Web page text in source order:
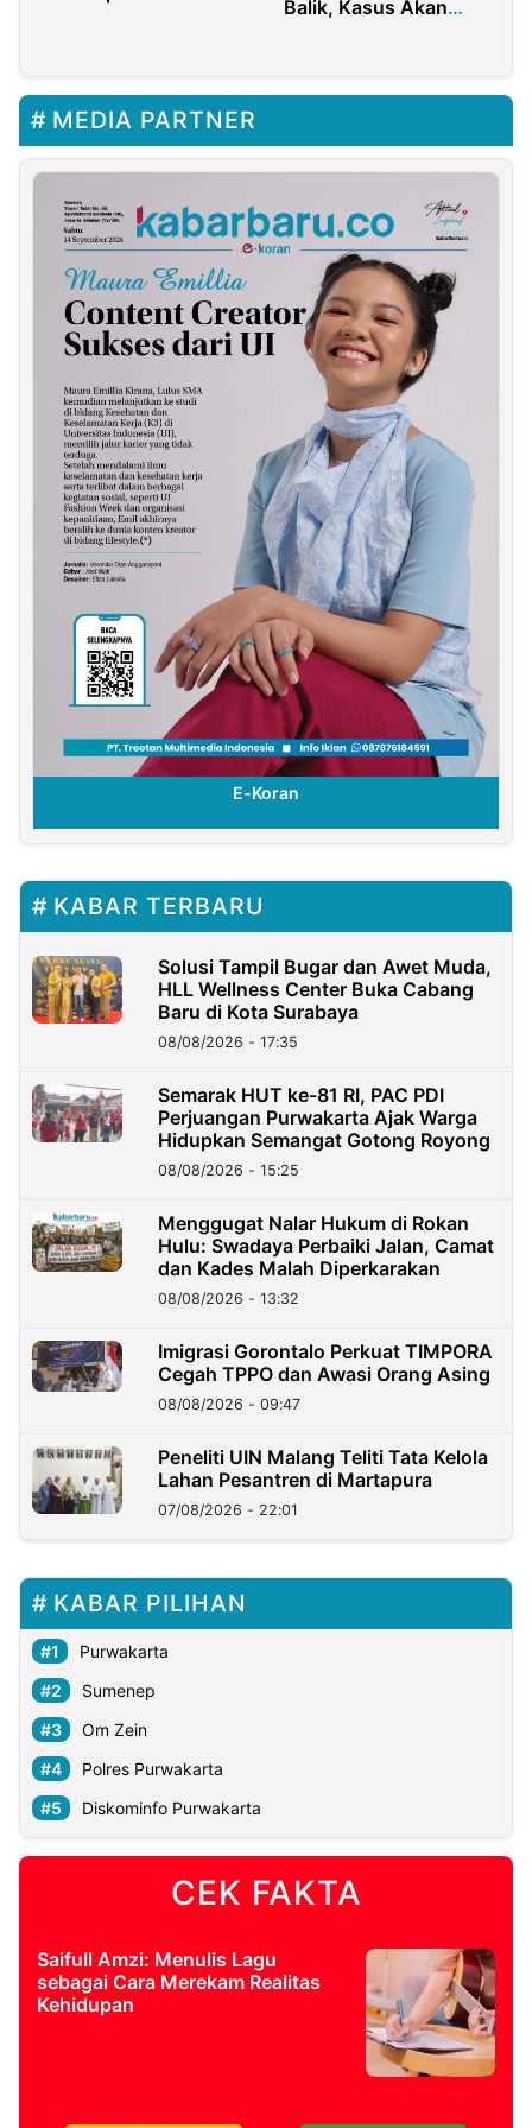
Balik, Kasus Akan
MEDIA PARTNER
E-Koran
KABAR TERBARU
Solusi Tampil Bugar dan Awet Muda,
HLL Wellness Center Buka Cabang
Baru di Kota Surabaya
08/08/2026 - 17:35
Semarak HUT ke-81 RI, PAC PDI
Perjuangan Purwakarta Ajak Warga
Hidupkan Semangat Gotong Royong
08/08/2026 - 15:25
Menggugat Nalar Hukum di Rokan
Hulu: Swadaya Perbaiki Jalan, Camat
dan Kades Malah Diperkarakan
08/08/2026 - 13:32
Imigrasi Gorontalo Perkuat TIMPORA
Cegah TPPO dan Awasi Orang Asing
08/08/2026 - 09:47
Peneliti UIN Malang Teliti Tata Kelola
Lahan Pesantren di Martapura
07/08/2026 - 22:01
KABAR PILIHAN
Purwakarta
Sumenep
Om Zein
Polres Purwakarta
Diskominfo Purwakarta
CEK FAKTA
Saifull Amzi: Menulis Lagu
sebagai Cara Merekam Realitas
Kehidupan